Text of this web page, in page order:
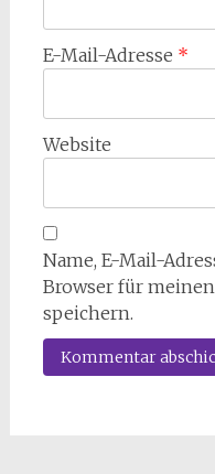
E-Mail-Adresse *
Website
Name, E-Mail-
Browser für
speichern.